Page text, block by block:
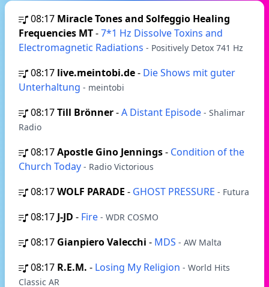
08:17 Miracle Tones and Solfeggio Healing
Frequencies MT-7*1 Hz Dissolve Toxins and
Electromagnetic Radiations - Positively Detox 741 Hz
08:17 live.meintobi.de- Die Shows mit guter
Unterhaltung - meintobi
08:17Till Brönner-A Distant Episode - Shalimar
Radio
08:17Apostle Gino Jennings- Condition of the
Church Today - Radio Victorious
08:17WOLF PARADE - GHOST PRESSURE - Futura
08:17 J-JD - Fire - WDR COSMO
08:17 Gianpiero Valecchi - MDS - AW Malta
08:17 R.E.M. - Losing My Religion - World Hits
Classic AR